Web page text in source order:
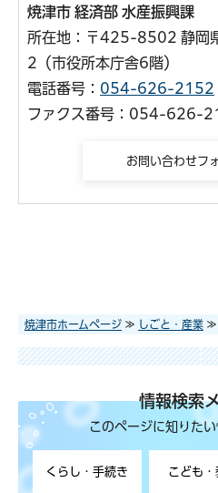
焼津市 経済部 水産振興課
所在地：〒425-8502 静岡
2（市役所本庁舎6階）
電話番号： 054-626-2152
ファクス番号：054-626-
焼津市ホームページ ≫ しごと・産業 ≫
情報検索
このページに知りた
くらし・手続き こども・